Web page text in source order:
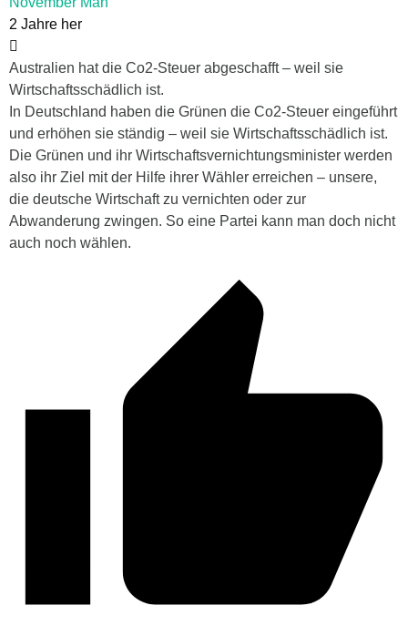
2 Jahre her
Australien hat die Co2-Steuer abgeschafft – weil sie
Wirtschaftsschädlich ist.
In Deutschland haben die Grünen die Co2-Steuer eingeführt
und erhöhen sie ständig – weil sie Wirtschaftsschädlich ist.
Die Grünen und ihr Wirtschaftsvernichtungsminister werden
also ihr Ziel mit der Hilfe ihrer Wähler erreichen – unsere,
die deutsche Wirtschaft zu vernichten oder zur
Abwanderung zwingen. So eine Partei kann man doch nicht
auch noch wählen.